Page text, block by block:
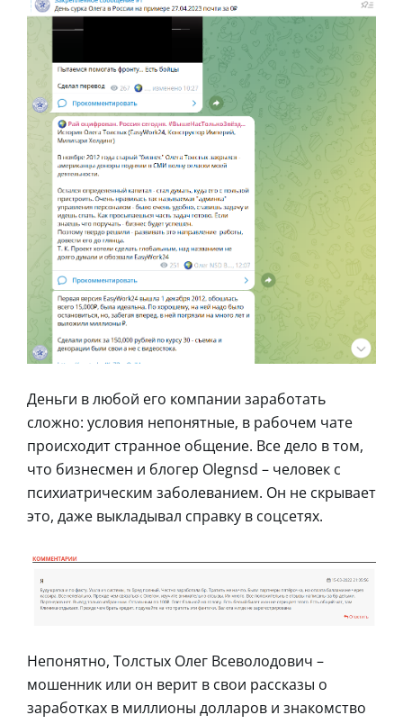
Деньги в любой его компании заработать
сложно: условия непонятные, в рабочем чате
происходит странное общение. Все дело в том,
что бизнесмен и блогер Olegnsd – человек с
психиатрическим заболеванием. Он не скрывает
это, даже выкладывал справку в соцсетях.
Непонятно, Толстых Олег Всеволодович –
мошенник или он верит в свои рассказы о
заработках в миллионы долларов и знакомство